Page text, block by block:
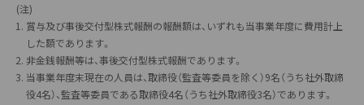
(注)
賞与及び事後交付型株式報酬の報酬額は、いずれも当事業年度に費用計上
した額であります。
非金銭報酬等は、事後交付型株式報酬であります。
当事業年度末現在の人員は、取締役（監査等委員を除く）9名（うち社外取締
役4名）、監査等委員である取締役4名（うち社外取締役3名）であります。